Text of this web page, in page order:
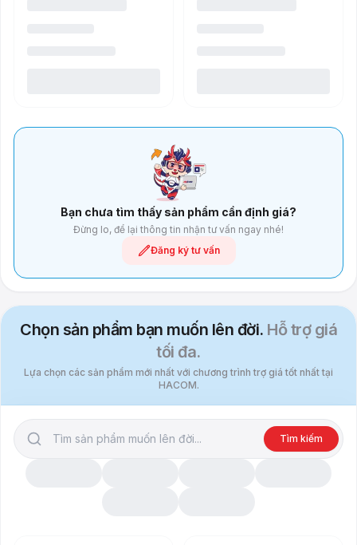
Bạn chưa tìm thấy sản phẩm cần định giá?
Đừng lo, để lại thông tin nhận tư vấn ngay nhé!
Đăng ký tư vấn
Chọn sản phẩm bạn muốn lên đời. Hỗ trợ giá
tối đa.
Lựa chọn các sản phẩm mới nhất với chương trình trợ giá tốt nhất tại
HACOM.
Tìm kiếm